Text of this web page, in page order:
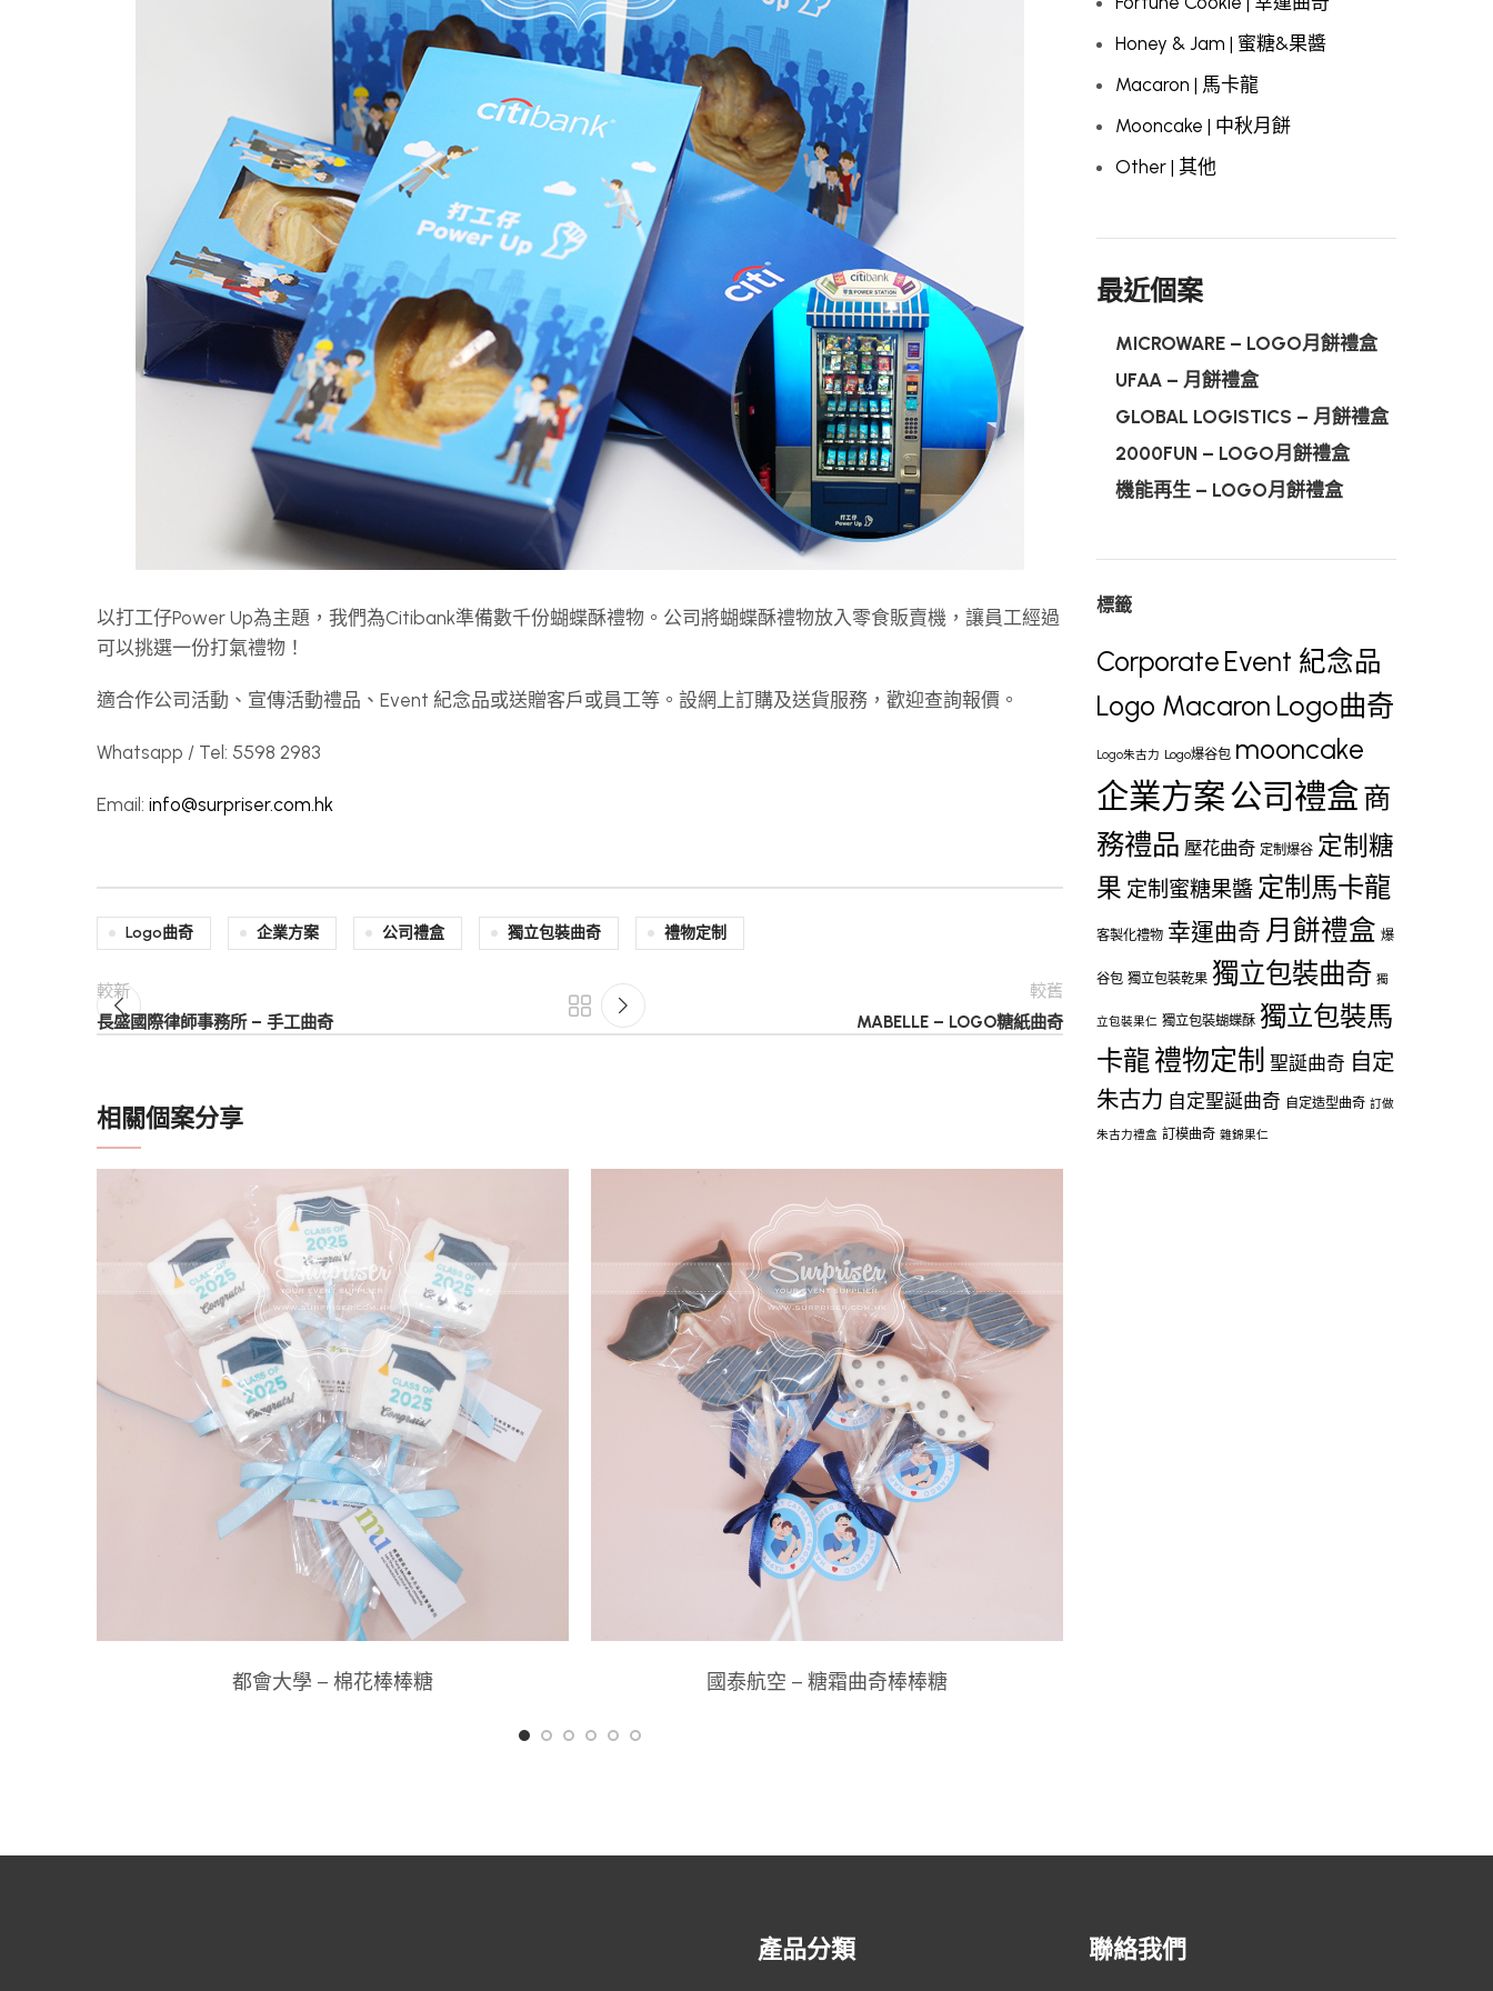
以打工仔Power Up為主題，我們為Citibank準備數千份蝴蝶酥禮物。公司將蝴蝶酥禮物放入零食販賣機，讓員工經過
可以挑選一份打氣禮物！
適合作公司活動、宣傳活動禮品、Event 紀念品或送贈客戶或員工等。設網上訂購及送貨服務，歡迎查詢報價。
Whatsapp / Tel: 5598 2983
Email: info@surpriser.com.hk
Logo曲奇 企業方案 公司禮盒 獨立包裝曲奇 禮物定制
較新
長盛國際律師事務所 – 手工曲奇
較舊
MABELLE – LOGO糖紙曲奇
相關個案分享
都會大學 – 棉花棒棒糖 國泰航空 – 糖霜曲奇棒棒糖
Honey & Jam | 蜜糖&果醬
Macaron | 馬卡龍
Mooncake | 中秋月餅
Other | 其他
最近個案
MICROWARE – LOGO月餅禮盒
UFAA – 月餅禮盒
GLOBAL LOGISTICS – 月餅禮盒
2000FUN – LOGO月餅禮盒
機能再生 – LOGO月餅禮盒
標籤
Corporate Event 紀念品
Logo Macaron Logo曲奇
Logo朱古力 Logo爆谷包 mooncake
企業方案公司禮盒商
務禮品 壓花曲奇 定制爆谷 定制糖
果 定制蜜糖果醬 定制馬卡龍
客製化禮物 幸運曲奇 月餅禮盒 爆
谷包 獨立包裝乾果 獨立包裝曲奇 獨
立包裝果仁 獨立包裝蝴蝶酥 獨立包裝馬
卡龍禮物定制 聖誕曲奇 自定
朱古力 自定聖誕曲奇 自定造型曲奇 訂做
朱古力禮盒 訂模曲奇 雜錦果仁
產品分類 聯絡我們